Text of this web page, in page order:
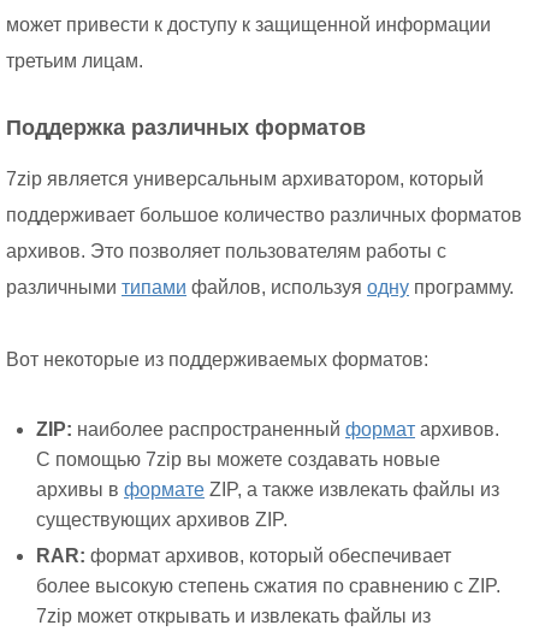
может привести к доступу к защищенной информации
третьим лицам.
Поддержка различных форматов
7zip является универсальным архиватором, который
поддерживает большое количество различных форматов
архивов. Это позволяет пользователям работы с
различными типами файлов, используя одну программу.
Вот некоторые из поддерживаемых форматов:
ZIP: наиболее распространенный формат архивов.
С помощью 7zip вы можете создавать новые
архивы в формате ZIP, а также извлекать файлы из
существующих архивов ZIP.
RAR: формат архивов, который обеспечивает
более высокую степень сжатия по сравнению с ZIP.
7zip может открывать и извлекать файлы из